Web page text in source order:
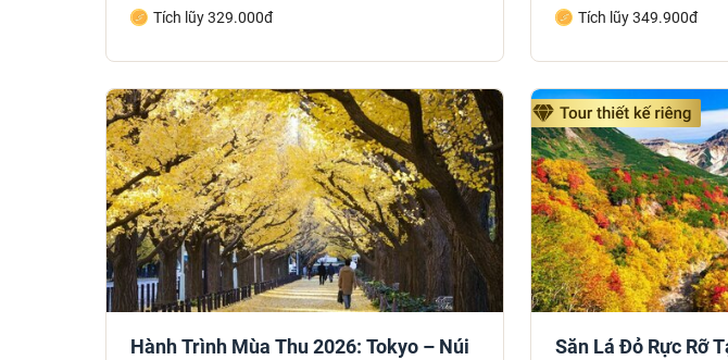
Tích lũy 329.000đ Tích lũy 349.900đ
Hành Trình Mùa Thu 2026: Tokyo – Núi
Săn Lá Đỏ Rực Rỡ